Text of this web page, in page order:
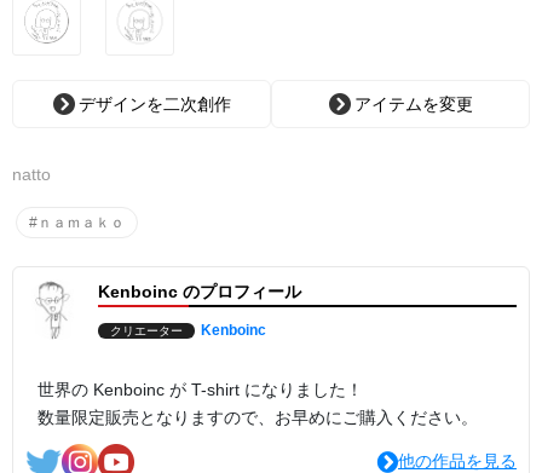
デザインを二次創作 アイテムを変更
natto
#ｎａｍａｋｏ
Kenboinc のプロフィール
クリエーター Kenboinc
世界の Kenboinc が T-shirt になりました！
数量限定販売となりますので、お早めにご購入ください。
他の作品を見る